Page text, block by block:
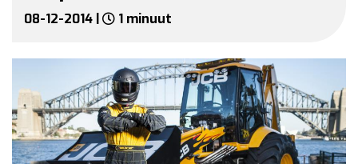
08-12-2014 | 1 minuut